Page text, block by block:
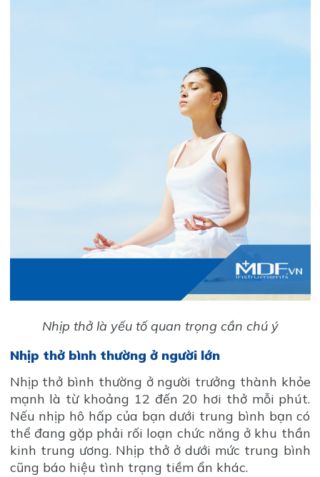
Nhịp thở là yếu tố quan trọng cần chú ý
Nhịp thở bình thường ở người lớn
Nhịp thở bình thường ở người trưởng thành khỏe
mạnh là từ khoảng 12 đến 20 hơi thở mỗi phút.
Nếu nhịp hô hấp của bạn dưới trung bình bạn có
thể đang gặp phải rối loạn chức năng ở khu thần
kinh trung ương. Nhịp thở ở dưới mức trung bình
cũng báo hiệu tình trạng tiềm ẩn khác.